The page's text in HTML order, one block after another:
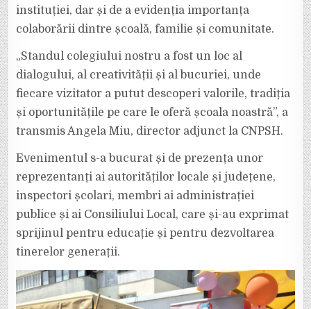
instituției, dar și de a evidenția importanța
colaborării dintre școală, familie și comunitate.
„Standul colegiului nostru a fost un loc al
dialogului, al creativității și al bucuriei, unde
fiecare vizitator a putut descoperi valorile, tradiția
și oportunitățile pe care le oferă școala noastră”, a
transmis Angela Miu, director adjunct la CNPSH.
Evenimentul s-a bucurat și de prezența unor
reprezentanți ai autorităților locale și județene,
inspectori școlari, membri ai administrației
publice și ai Consiliului Local, care și-au exprimat
sprijinul pentru educație și pentru dezvoltarea
tinerelor generații.